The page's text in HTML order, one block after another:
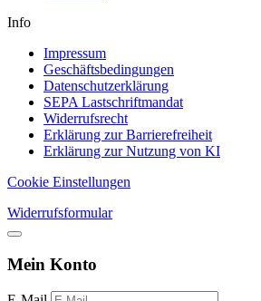
Info
Impressum
Geschäftsbedingungen
Datenschutzerklärung
SEPA Lastschriftmandat
Widerrufsrecht
Erklärung zur Barrierefreiheit
Erklärung zur Nutzung von KI
Cookie Einstellungen
Widerrufsformular
Mein Konto